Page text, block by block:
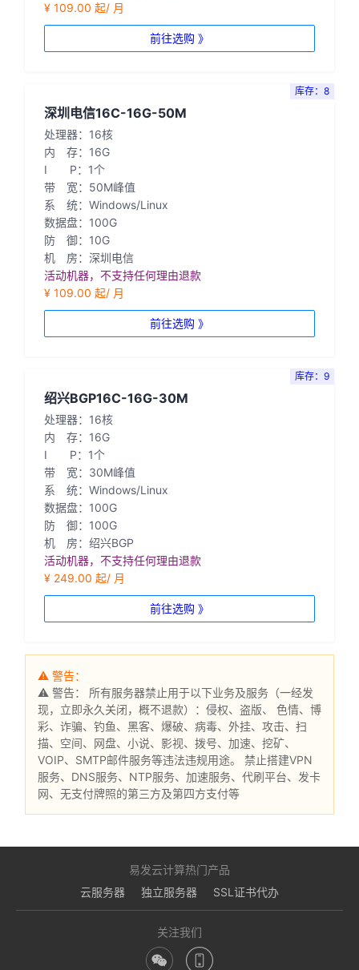
¥ 109.00 起/ 月
前往选购 》
库存：8
深圳电信16C-16G-50M
处理器：16核
内 存：16G
I P：1个
带 宽：50M峰值
系 统：Windows/Linux
数据盘：100G
防 御：10G
机 房：深圳电信
活动机器，不支持任何理由退款
¥ 109.00 起/ 月
前往选购 》
库存：9
绍兴BGP16C-16G-30M
处理器：16核
内 存：16G
I P：1个
带 宽：30M峰值
系 统：Windows/Linux
数据盘：100G
防 御：100G
机 房：绍兴BGP
活动机器，不支持任何理由退款
¥ 249.00 起/ 月
前往选购 》
⚠ 警告：
⚠ 警告： 所有服务器禁止用于以下业务及服务（一经发
现，立即永久关闭，概不退款）：侵权、盗版、 色情、博
彩、诈骗、钓鱼、黑客、爆破、病毒、外挂、攻击、扫
描、空间、网盘、小说、影视、拨号、加速、挖矿、
VOIP、SMTP邮件服务等违法违规用途。 禁止搭建VPN
服务、DNS服务、NTP服务、加速服务、代刷平台、发卡
网、无支付牌照的第三方及第四方支付等
易发云计算热门产品
云服务器
独立服务器 SSL证书代办
关注我们